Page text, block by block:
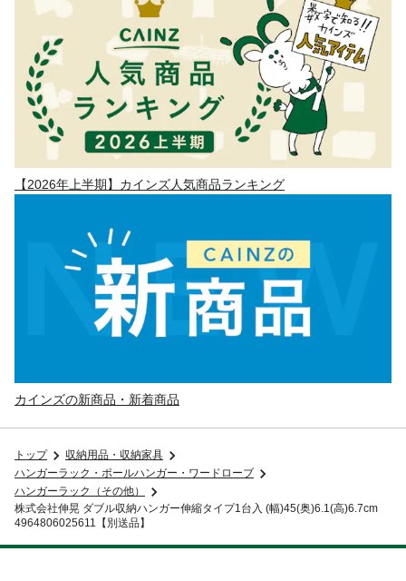
【2026年上半期】カインズ人気商品ランキング
カインズの新商品・新着商品
トップ
収納用品・収納家具
ハンガーラック・ポールハンガー・ワードローブ
ハンガーラック（その他）
株式会社伸晃 ダブル収納ハンガー伸縮タイプ1台入 (幅)45(奥)6.1(高)6.7cm
4964806025611【別送品】